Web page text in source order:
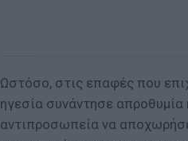
Ωστόσο, στις επαφές που
ηγεσία συνάντησε
αντιπροσωπεία να